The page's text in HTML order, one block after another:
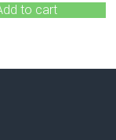
to cart